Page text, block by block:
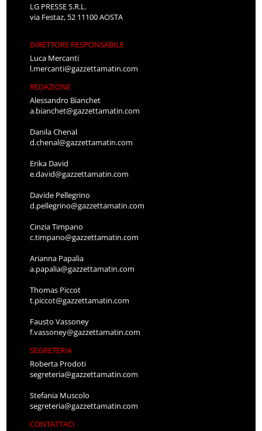
LG PRESSE S.R.L.
via Festaz, 52 11100 AOSTA
DIRETTORE RESPONSABILE
Luca Mercanti
l.mercanti@gazzettamatin.com
REDAZIONE
Alessandro Bianchet
a.bianchet@gazzettamatin.com
Danila Chenal
d.chenal@gazzettamatin.com
Erika David
e.david@gazzettamatin.com
Davide Pellegrino
d.pellegrino@gazzettamatin.com
Cinzia Timpano
c.timpano@gazzettamatin.com
Arianna Papalia
a.papalia@gazzettamatin.com
Thomas Piccot
t.piccot@gazzettamatin.com
Fausto Vassoney
f.vassoney@gazzettamatin.com
SEGRETERIA
Roberta Prodoti
segreteria@gazzettamatin.com
Stefania Muscolo
segreteria@gazzettamatin.com
CONTATTACI